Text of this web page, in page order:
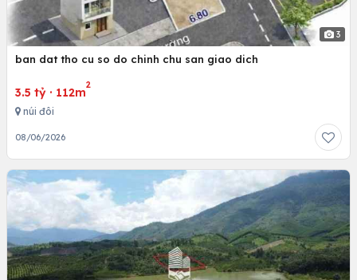
3
ban dat tho cu so do chinh chu san giao dich
3.5 tỷ · 112m
2
núi đôi
08/06/2026